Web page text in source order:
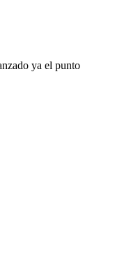
ya el punto